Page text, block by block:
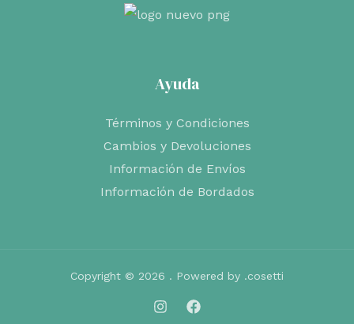
Ayuda
Términos y Condiciones
Cambios y Devoluciones
Información de Envíos
Información de Bordados
Copyright © 2026 . Powered by .cosetti